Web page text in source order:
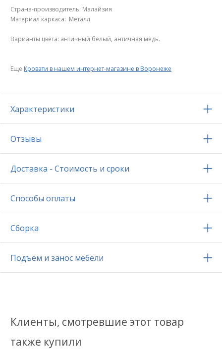
Страна-производитель: Малайзия
Материал каркаса: Металл
Варианты цвета: античный белый, античная медь.
Еще Кровати в нашем интернет-магазине в Воронеже
Характеристики
Отзывы
Доставка - Стоимость и сроки
Способы оплаты
Сборка
Подъем и занос мебели
Клиенты, смотревшие этот товар
также купили